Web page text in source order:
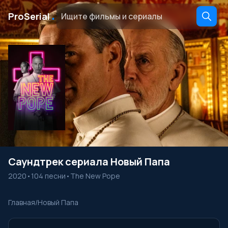
ProSerial․
Саундтрек сериала Новый Папа
2020 • 104 песни • The New Pope
Главная/Новый Папа